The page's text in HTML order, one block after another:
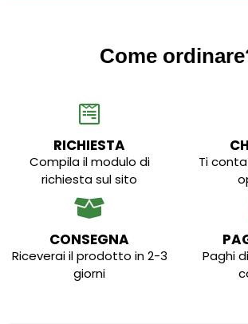
Come
RICHIESTA
Compila il modulo di
richiesta sul sito
Ti
CONSEGNA
Riceverai il prodotto in 2-3
giorni
Paghi